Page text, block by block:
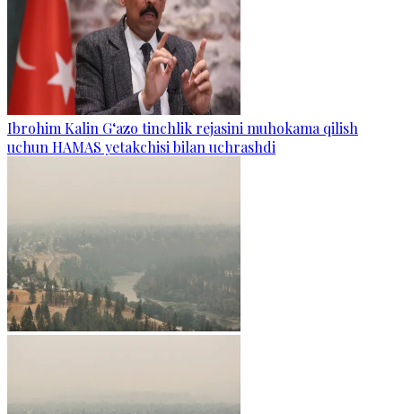
Ibrohim Kalin G‘azo tinchlik rejasini muhokama qilish
uchun HAMAS yetakchisi bilan uchrashdi